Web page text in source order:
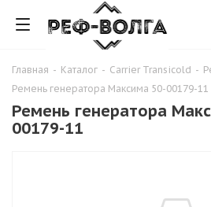
Главная - Каталог - Carrier Transicold -
Ремень генератора Максима 50-00179-11
Ремень генератора
00179-11